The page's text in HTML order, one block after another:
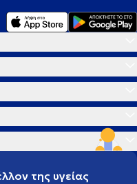
της υγείας